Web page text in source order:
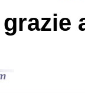
grazie